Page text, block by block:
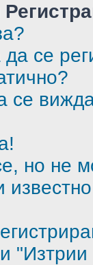
се
но не
"Изтрии